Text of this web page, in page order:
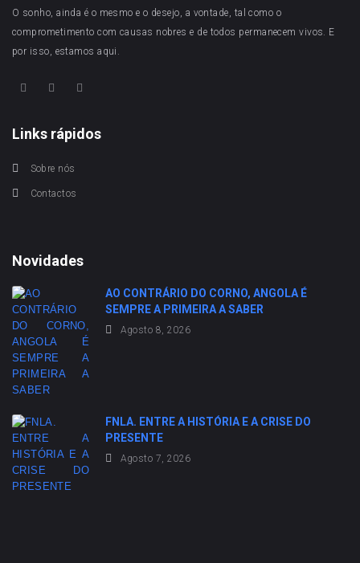
O sonho, ainda é o mesmo e o desejo, a vontade, tal como o
comprometimento com causas nobres e de todos permanecem vivos. E
por isso, estamos aqui.
Links rápidos
Sobre nós
Contactos
Novidades
AO CONTRÁRIO DO CORNO, ANGOLA É
SEMPRE A PRIMEIRA A SABER
Agosto 8, 2026
FNLA. ENTRE A HISTÓRIA E A CRISE DO
PRESENTE
Agosto 7, 2026